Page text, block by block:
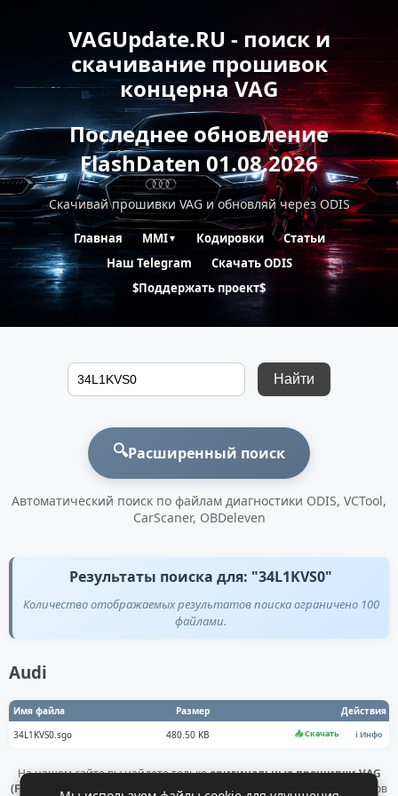
VAGUpdate.RU - поиск и
скачивание прошивок
концерна VAG
Последнее обновление
FlashDaten 01.08.2026
Скачивай прошивки VAG и обновляй через ODIS
Главная MMI▼ Кодировки
Статьи
Наш Telegram
Скачать ODIS
$Поддержать проект$
Найти
🔍Расширенный поиск
Автоматический поиск по файлам диагностики ODIS, VCTool,
CarScaner, OBDeleven
Результаты поиска для: "34L1KVS0"
Количество отображаемых результатов поиска ограничено 100
файлами.
Audi
Имя файла Размер
Действия
34L1KVS0.sgo
480.50 KB 📥 Скачать ℹ️ Инфо
На нашем сайте вы найдете толькооригинальные прошивки VAG
(Flashdaten)
. Все файлы получены напрямую с официальных серверов